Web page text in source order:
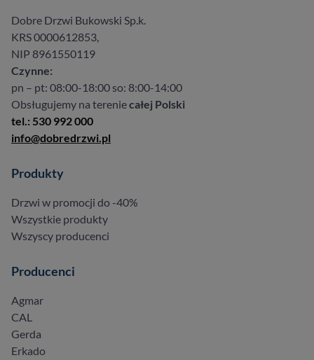
Dobre Drzwi Bukowski Sp.k.
KRS 0000612853,
NIP 8961550119
Czynne:
pn – pt: 08:00-18:00 so: 8:00-14:00
Obsługujemy na tereniecałej Polski
tel.: 530 992 000
info@dobredrzwi.pl
Produkty
Drzwi w promocji do -40%
Wszystkie produkty
Wszyscy producenci
Producenci
Agmar
CAL
Gerda
Erkado